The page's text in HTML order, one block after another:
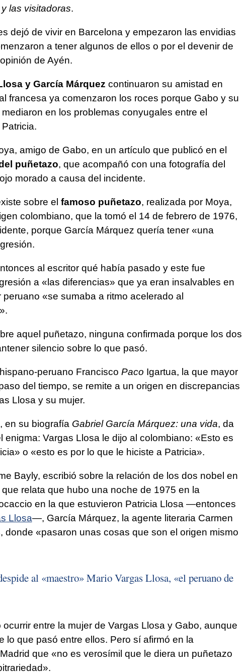
las visitadoras.
dejó de vivir en Barcelona y empezaron las envidias
a tener algunos de ellos o por el devenir de
de Ayén.
y García Márquez continuaron su amistad en
francesa ya comenzaron los roces porque Gabo y su
en los problemas conyugales entre el
amigo de Gabo, en un artículo que publicó en el
puñetazo, que acompañó con una fotografía del
morado a causa del incidente.
sobre el famoso puñetazo, realizada por Moya,
colombiano, que la tomó el 14 de febrero de 1976,
porque García Márquez quería tener «una
al escritor qué había pasado y este fue
a «las diferencias» que ya eran insalvables en
«se sumaba a ritmo acelerado al
aquel puñetazo, ninguna confirmada porque los dos
silencio sobre lo que pasó.
peruano Francisco Paco Igartua, la que mayor
del tiempo, se remite a un origen en discrepancias
Llosa y su mujer.
en su biografía Gabriel García Márquez: una vida, da
enigma: Vargas Llosa le dijo al colombiano: «Esto es
o «esto es por lo que le hiciste a Patricia».
Bayly, escribió sobre la relación de los dos nobel en
que relata que hubo una noche de 1975 en la
en la que estuvieron Patricia Llosa —entonces
Llosa—, García Márquez, la agente literaria Carmen
donde «pasaron unas cosas que son el origen mismo
al «maestro» Mario Vargas Llosa, «el peruano de
ocurrir entre la mujer de Vargas Llosa y Gabo, aunque
lo que pasó entre ellos. Pero sí afirmó en la
que «no es verosímil que le diera un puñetazo